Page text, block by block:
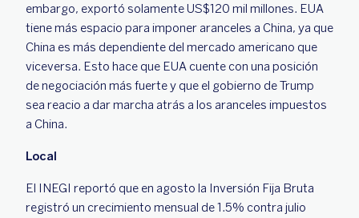
embargo, exportó solamente US$120 mil millones. EUA
tiene más espacio para imponer aranceles a China, ya que
China es más dependiente del mercado americano que
viceversa. Esto hace que EUA cuente con una posición
de negociación más fuerte y que el gobierno de Trump
sea reacio a dar marcha atrás a los aranceles impuestos
a China.
Local
El INEGI reportó que en agosto la Inversión Fija Bruta
registró un crecimiento mensual de 1.5% contra julio